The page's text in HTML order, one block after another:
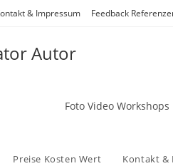
& Impressum Feedback
Autor
Foto Video
Preise Kosten Wert Kontakt &